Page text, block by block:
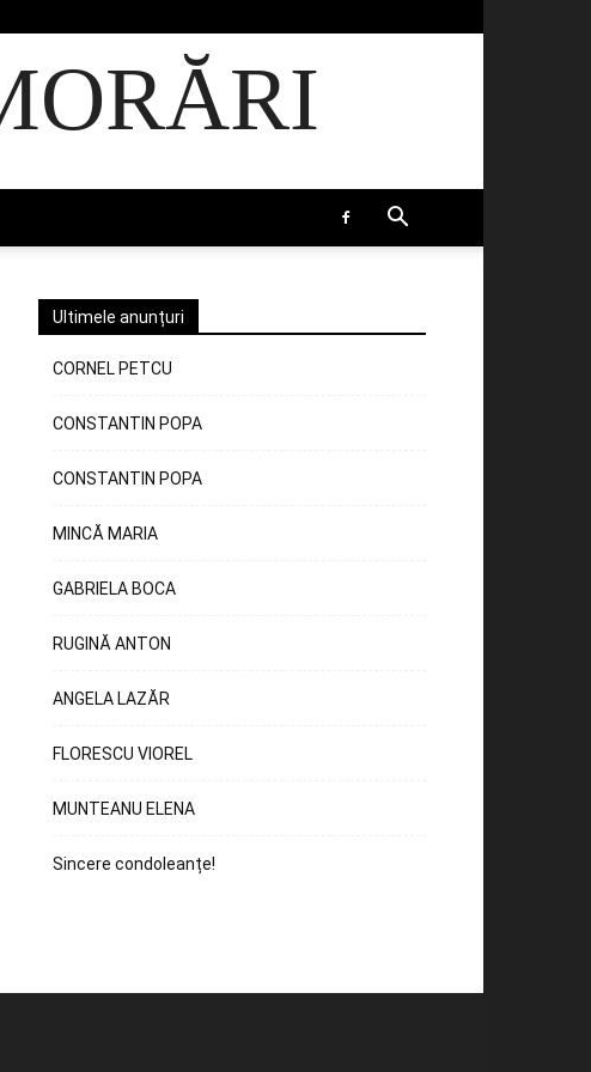
Ultimele anunțuri
CORNEL PETCU
CONSTANTIN POPA
CONSTANTIN POPA
MINCĂ MARIA
GABRIELA BOCA
RUGINĂ ANTON
ANGELA LAZĂR
FLORESCU VIOREL
MUNTEANU ELENA
Sincere condoleanțe!